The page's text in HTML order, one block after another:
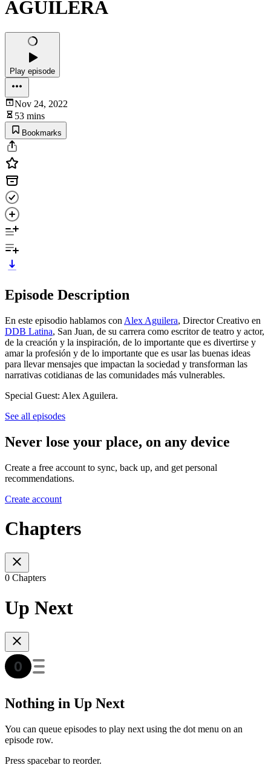
AGUILERA
Play episode
Nov 24, 2022
53 mins
Bookmarks
Episode Description
En este episodio hablamos con Alex Aguilera, Director Creativo en
DDB Latina, San Juan, de su carrera como escritor de teatro y actor,
de la creación y la inspiración, de lo importante que es divertirse y
amar la profesión y de lo importante que es usar las buenas ideas
para llevar mensajes que impactan la sociedad y transforman las
narrativas cotidianas de las comunidades más vulnerables.
Special Guest: Alex Aguilera.
See all episodes
Never lose your place, on any device
Create a free account to sync, back up, and get personal
recommendations.
Create account
Chapters
0 Chapters
Up Next
Nothing in Up Next
You can queue episodes to play next using the dot menu on an
episode row.
Press spacebar to reorder.